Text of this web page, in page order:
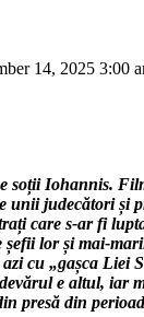
14, 2025 3:00
soții Iohannis.
unii judecători și
care s-ar fi
șefii lor și mai-
cu „gașca Liei
e altul, iar
presă din